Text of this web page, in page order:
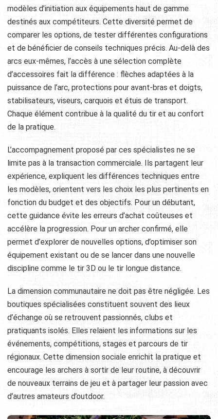
modèles d’initiation aux équipements haut de gamme
destinés aux compétiteurs. Cette diversité permet de
comparer les options, de tester différentes configurations
et de bénéficier de conseils techniques précis. Au-delà des
arcs eux-mêmes, l’accès à une sélection complète
d’accessoires fait la différence : flèches adaptées à la
puissance de l’arc, protections pour avant-bras et doigts,
stabilisateurs, viseurs, carquois et étuis de transport.
Chaque élément contribue à la qualité du tir et au confort
de la pratique.
L’accompagnement proposé par ces spécialistes ne se
limite pas à la transaction commerciale. Ils partagent leur
expérience, expliquent les différences techniques entre
les modèles, orientent vers les choix les plus pertinents en
fonction du budget et des objectifs. Pour un débutant,
cette guidance évite les erreurs d’achat coûteuses et
accélère la progression. Pour un archer confirmé, elle
permet d’explorer de nouvelles options, d’optimiser son
équipement existant ou de se lancer dans une nouvelle
discipline comme le tir 3D ou le tir longue distance.
La dimension communautaire ne doit pas être négligée. Les
boutiques spécialisées constituent souvent des lieux
d’échange où se retrouvent passionnés, clubs et
pratiquants isolés. Elles relaient les informations sur les
événements, compétitions, stages et parcours de tir
régionaux. Cette dimension sociale enrichit la pratique et
encourage les archers à sortir de leur routine, à découvrir
de nouveaux terrains de jeu et à partager leur passion avec
d’autres amateurs d’outdoor.